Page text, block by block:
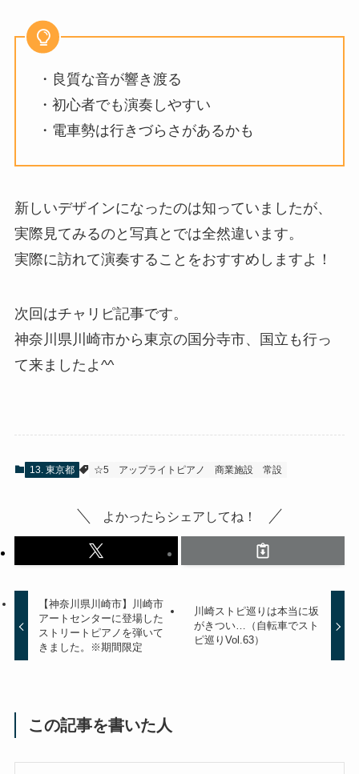
・良質な音が響き渡る
・初心者でも演奏しやすい
・電車勢は行きづらさがあるかも
新しいデザインになったのは知っていましたが、
実際見てみるのと写真とでは全然違います。
実際に訪れて演奏することをおすすめしますよ！
次回はチャリピ記事です。
神奈川県川崎市から東京の国分寺市、国立も行っ
て来ましたよ^^
13. 東京都 ☆5 アップライトピアノ 商業施設 常設
よかったらシェアしてね！
【神奈川県川崎市】川崎市
アートセンターに登場した
ストリートピアノを弾いて
きました。※期間限定
川崎ストピ巡りは本当に坂
がきつい…（自転車でスト
ピ巡りVol.63）
この記事を書いた人